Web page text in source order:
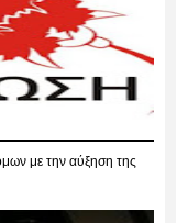
με την αύξηση της